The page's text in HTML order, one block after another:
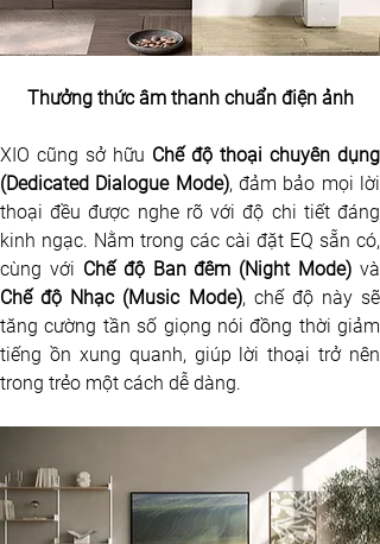
Thưởng thức âm thanh chuẩn điện ảnh
XIO cũng sở hữu Chế độ thoại chuyên dụng
(Dedicated Dialogue Mode), đảm bảo mọi lời
thoại đều được nghe rõ với độ chi tiết đáng
kinh ngạc. Nằm trong các cài đặt EQ sẵn có,
cùng với Chế độ Ban đêm (Night Mode) và
Chế độ Nhạc (Music Mode), chế độ này sẽ
tăng cường tần số giọng nói đồng thời giảm
tiếng ồn xung quanh, giúp lời thoại trở nên
trong trẻo một cách dễ dàng.